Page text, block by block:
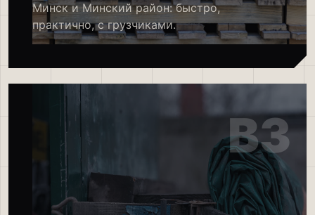
Минск и Минский район: быстро,
практично, с грузчиками.
B3